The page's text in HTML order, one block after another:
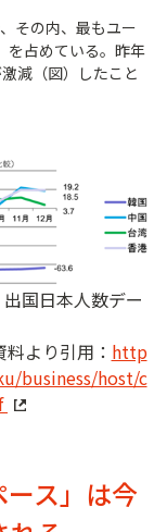
その内、最もユー
を占めている。昨年
減（図）したこと
国日本人数デー
より引用： http
business/host/c
ス」は今